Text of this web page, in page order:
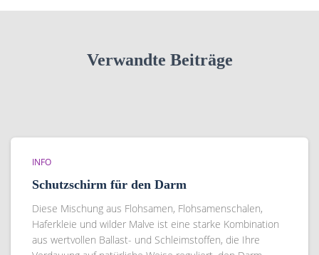
Verwandte Beiträge
INFO
Schutzschirm für den Darm
Diese Mischung aus Flohsamen, Flohsamenschalen,
Haferkleie und wilder Malve ist eine starke Kombination
aus wertvollen Ballast- und Schleimstoffen, die Ihre